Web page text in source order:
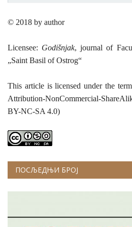
© 2018 by author
Licensee: Godišnjak, journal of
„Saint Basil of Ostrog“
This article is licensed under the
Attribution-NonCommercial-
BY-NC-SA 4.0)
ПОСЉЕДЊИ БРОЈ